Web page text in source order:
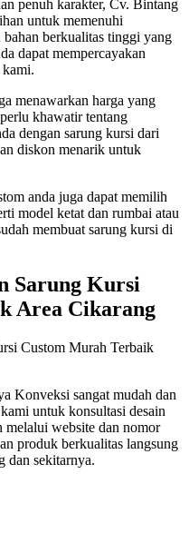
penuh karakter, Cv. Bintang
untuk memenuhi
berkualitas tinggi yang
dapat mempercayakan
kami.
menawarkan harga yang
khawatir tentang
dengan sarung kursi dari
diskon menarik untuk
anda juga dapat memilih
model ketat dan rumbai atau
membuat sarung kursi di
Sarung Kursi
Area Cikarang
Konveksi sangat mudah dan
untuk konsultasi desain
melalui website dan nomor
produk berkualitas langsung
dan sekitarnya.